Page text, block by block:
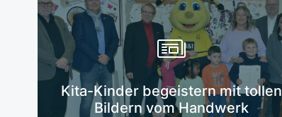
Kita-Kinder begeistern mit tollen
Bildern vom Handwerk
Mehr erfahren